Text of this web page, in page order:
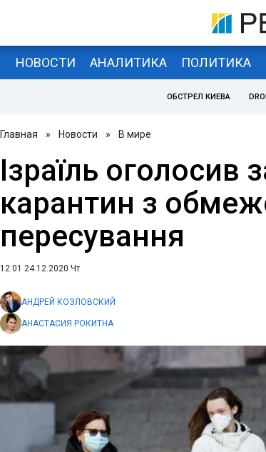
НОВОСТИ АНАЛИТИКА ПОЛИТИКА
ОБСТРЕЛ КИЕВА
Главная » Новости » В мире
Ізраїль оголосив
карантин з
пересування
12:01 24.12.2020 Чт
АНДРЕЙ КОЗЛОВСКИЙ
АНАСТАСИЯ РОКИТНА